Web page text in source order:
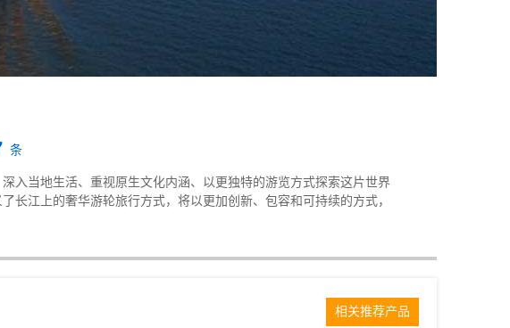
条
入当地生活、重视原生文化内涵、以更独特的游览方式探索这片世界
江上的奢华游轮旅行方式，将以更加创新、包容和可持续的方式，
相关推荐产品